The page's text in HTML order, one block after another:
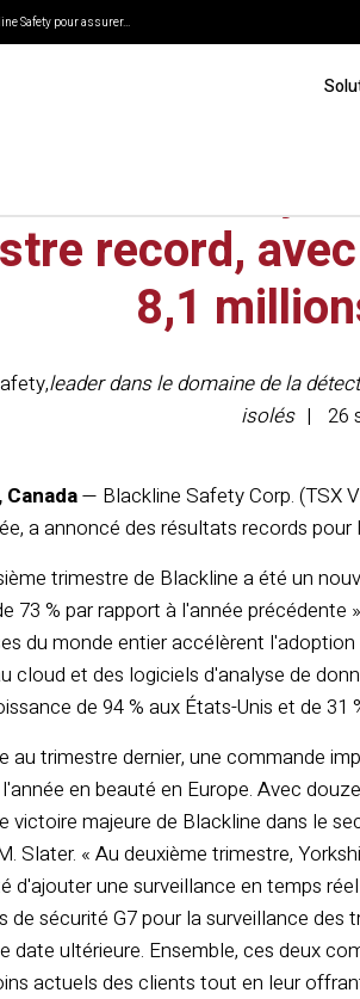
Safety pour assurer...
record,
8,1
,leader dans le domaine de la
isolés
26
Canada— Blackline Safety Corp. (TSX
a annoncé des résultats records
trimestre de Blackline a été un
73 % par rapport à l'année précédente
du monde entier accélèrent
cloud et des logiciels d'analyse de
de 94 % aux États-Unis et de 31
au trimestre dernier, une commande
en beauté en Europe. Avec
victoire majeure de Blackline dans le
Slater. « Au deuxième trimestre,
d'ajouter une surveillance en temps
de sécurité G7 pour la surveillance
date ultérieure. Ensemble, ces deux
actuels des clients tout en leur